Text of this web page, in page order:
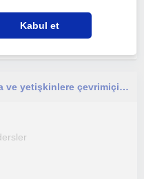
IELTS 8.0 seviyesinde, çocuklara ve yetişkinlere çevrimiçi özel İngilizce dersleri sunan, öğrenci odaklı ve sabırlı öğretmen.
Kabul et